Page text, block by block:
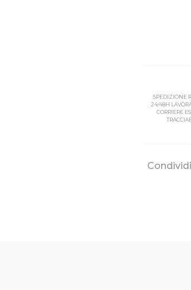
SPEDIZIONE
24/48H
CORRIERE
AL PFnPE - 800 ml
ideale per il controllo efficace di